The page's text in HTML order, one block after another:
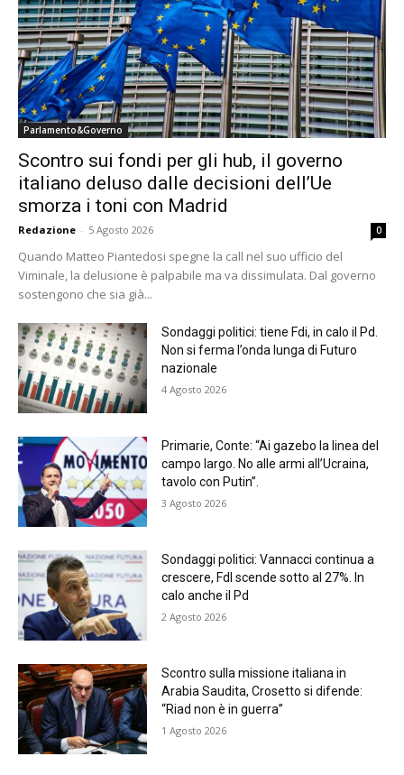
Parlamento&Governo
Scontro sui fondi per gli hub, il governo
italiano deluso dalle decisioni dell’Ue
smorza i toni con Madrid
Redazione - 5 Agosto 2026 0
Quando Matteo Piantedosi spegne la call nel suo ufficio del
Viminale, la delusione è palpabile ma va dissimulata. Dal governo
sostengono che sia già...
Sondaggi politici: tiene Fdi, in calo il Pd.
Non si ferma l’onda lunga di Futuro
nazionale
4 Agosto 2026
Primarie, Conte: “Ai gazebo la linea del
campo largo. No alle armi all’Ucraina,
tavolo con Putin”.
3 Agosto 2026
Sondaggi politici: Vannacci continua a
crescere, FdI scende sotto al 27%. In
calo anche il Pd
2 Agosto 2026
Scontro sulla missione italiana in
Arabia Saudita, Crosetto si difende:
“Riad non è in guerra”
1 Agosto 2026